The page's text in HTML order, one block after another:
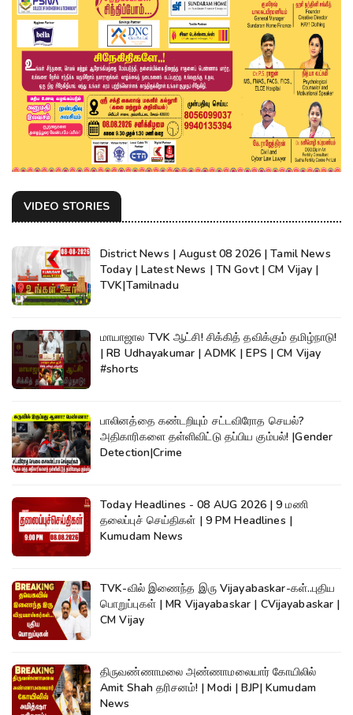
VIDEO STORIES
District News | August 08 2026 | Tamil News
Today | Latest News | TN Govt | CM Vijay |
TVK|Tamilnadu
மாயாஜால TVK ஆட்சி! சிக்கித் தவிக்கும் தமிழ்நாடு!
| RB Udhayakumar | ADMK | EPS | CM Vijay
#shorts
பாலினத்தை கண்டறியும் சட்டவிரோத செயல்?
அதிகாரிகளை தள்ளிவிட்டு தப்பிய கும்பல்! |Gender
Detection|Crime
Today Headlines - 08 AUG 2026 | 9 மணி
தலைப்புச் செய்திகள் | 9 PM Headlines |
Kumudam News
TVK-வில் இணைந்த இரு Vijayabaskar-கள்..புதிய
பொறுப்புகள் | MR Vijayabaskar | CVijayabaskar |
CM Vijay
திருவண்ணாமலை அண்ணாமலையார் கோயிலில்
Amit Shah தரிசனம்! | Modi | BJP| Kumudam
News